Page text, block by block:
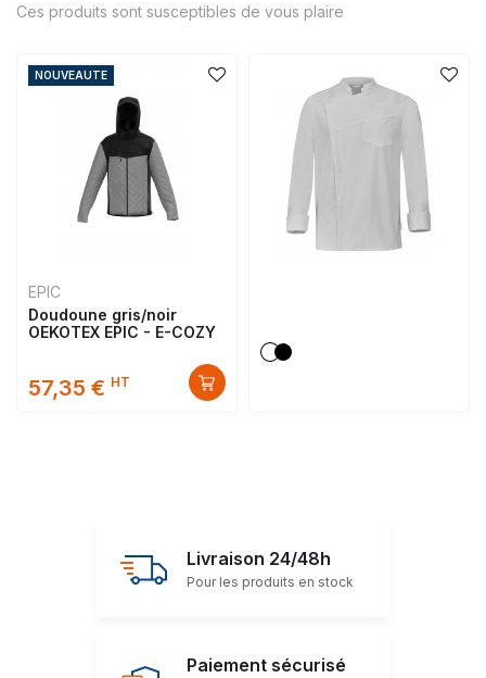
Ces produits sont susceptibles de vous plaire
NOUVEAUTE
EPIC
Doudoune gris/noir
OEKOTEX EPIC - E-COZY
57,35 € HT
Livraison 24/48h
Pour les produits en stock
Paiement sécurisé